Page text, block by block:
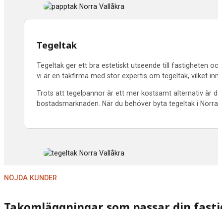
Tegeltak
Tegeltak ger ett bra estetiskt utseende till fastigheten
vi är en takfirma med stor expertis om tegeltak, vilket
Trots att tegelpannor är ett mer kostsamt alternativ är
bostadsmarknaden. När du behöver byta tegeltak i Norra
NÖJDA KUNDER